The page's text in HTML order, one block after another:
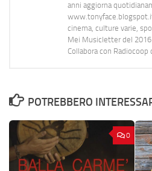
anni aggiorna
cinema, culture varie,
Mei Musicletter del
Collabora con Radiocoop
POTREBBERO
0